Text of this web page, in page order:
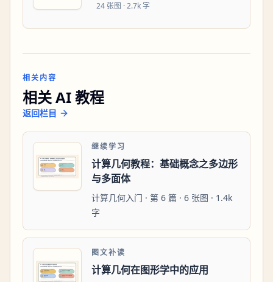
24 张图 ·2.7k 字
相关内容
相关 AI 教程
返回栏目
继续学习
计算几何教程：基础概念之多边形
与多面体
计算几何入门 · 第 6 篇 · 6 张图 · 1.4k
字
图文补读
计算几何在图形学中的应用